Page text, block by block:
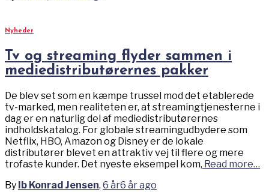
Nyheder
Tv og streaming flyder sammen i
mediedistributørernes pakker
De blev set som en kæmpe trussel mod det etablerede
tv-marked, men realiteten er, at streamingtjenesterne i
dag er en naturlig del af mediedistributørernes
indholdskatalog. For globale streamingudbydere som
Netflix, HBO, Amazon og Disney er de lokale
distributører blevet en attraktiv vej til flere og mere
trofaste kunder. Det nyeste eksempel kom, Read more…
By Ib Konrad Jensen, 6 år6 årago